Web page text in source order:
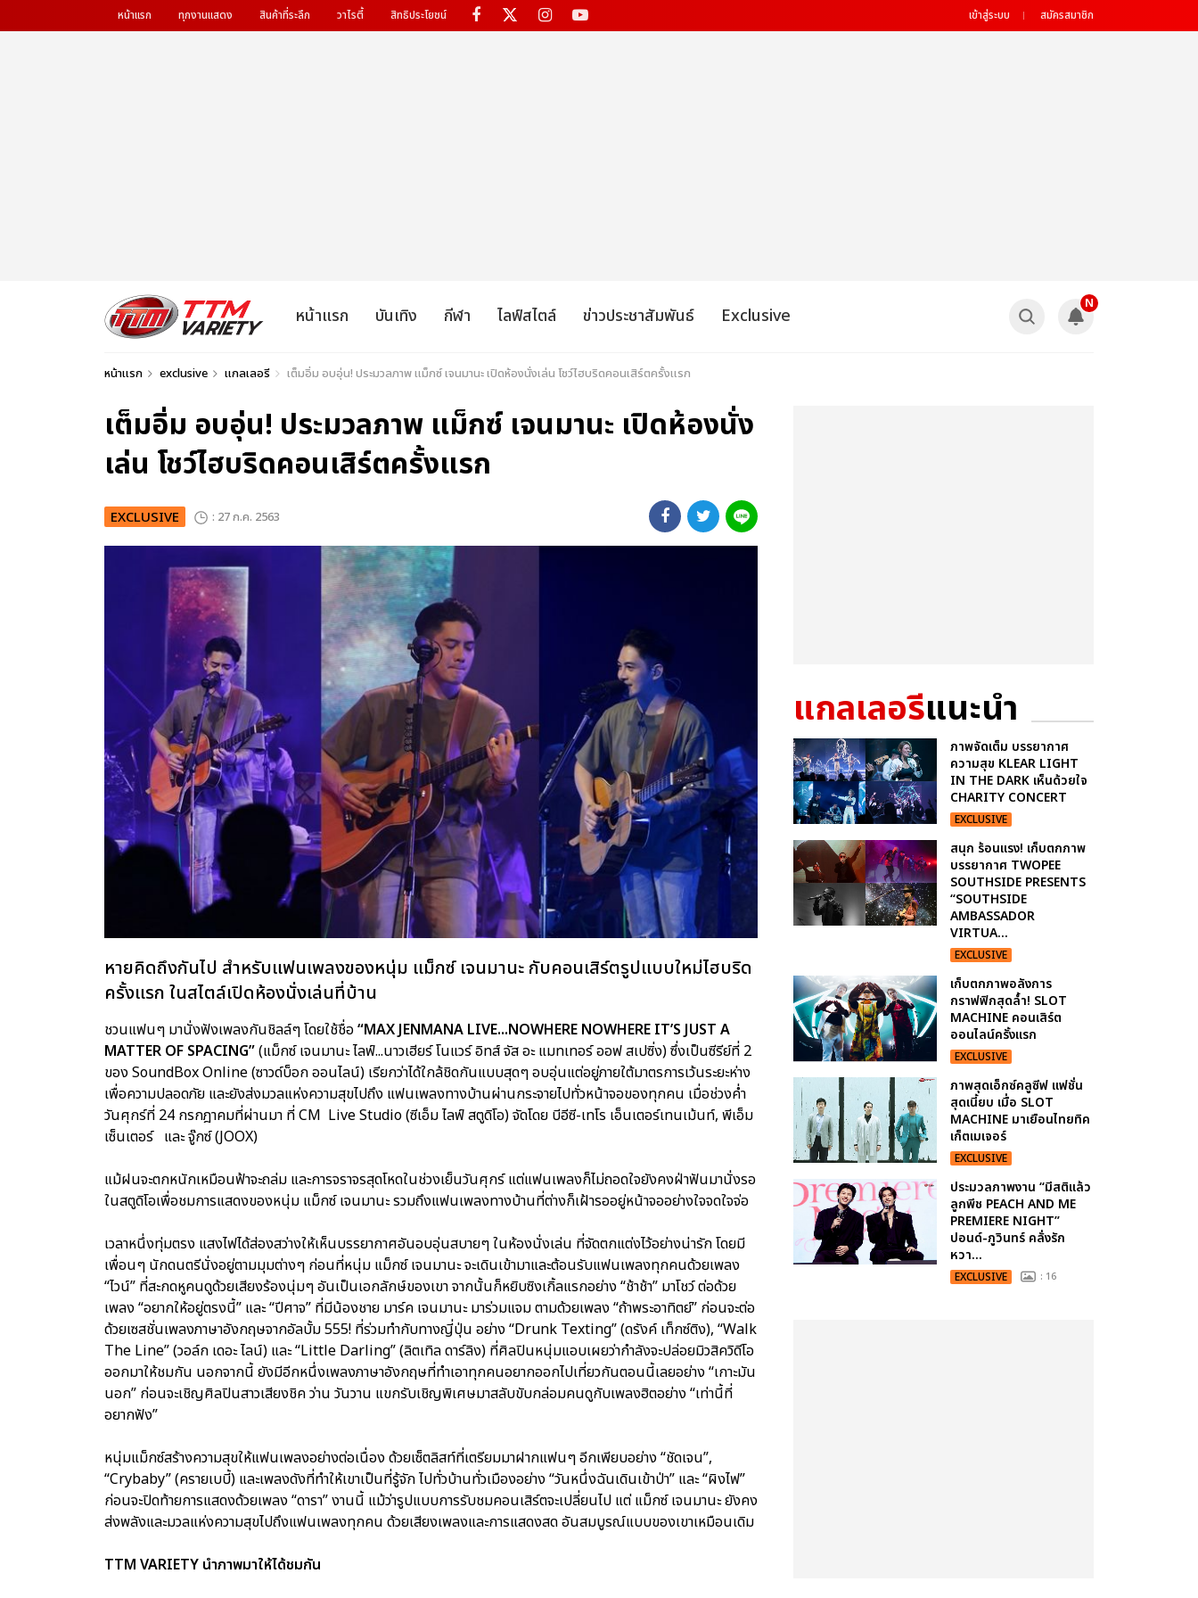
หน้าแรก ทุกงานแสดง สินค้าที่ระลึก วาไรตี้ สิทธิประโยชน์ เข้าสู่ระบบ สมัครสมาชิก
หน้าแรก บันเทิง กีฬา ไลฟ์สไตล์ ข่าวประชาสัมพันธ์ Exclusive
N
หน้าแรก exclusive แกลเลอรี เต็มอิ่ม อบอุ่น! ประมวลภาพ แม็กซ์ เจนมานะ เปิดห้องนั่งเล่น โชว์ไฮบริดคอนเสิร์ตครั้งแรก
เต็มอิ่ม อบอุ่น! ประมวลภาพ แม็กซ์ เจนมานะ เปิดห้องนั่ง
เล่น โชว์ไฮบริดคอนเสิร์ตครั้งแรก
EXCLUSIVE : 27 ก.ค. 2563
หายคิดถึงกันไป สำหรับแฟนเพลงของหนุ่ม แม็กซ์ เจนมานะ กับคอนเสิร์ตรูปแบบใหม่ไฮบริด
ครั้งแรก ในสไตล์เปิดห้องนั่งเล่นที่บ้าน
ชวนแฟนๆ มานั่งฟังเพลงกันชิลล์ๆ โดยใช้ชื่อ “MAX JENMANA LIVE...NOWHERE NOWHERE IT’S JUST A
MATTER OF SPACING”(แม็กซ์ เจนมานะ ไลฟ์...นาวเฮียร์ โนแวร์ อิทส์ จัส อะ แมทเทอร์ ออฟ สเปซิ่ง) ซึ่งเป็นซีรีย์ที่ 2
ของ SoundBox Online (ซาวด์บ็อก ออนไลน์) เรียกว่าได้ใกล้ชิดกันแบบสุดๆ อบอุ่นแต่อยู่ภายใต้มาตรการเว้นระยะห่าง
เพื่อความปลอดภัย และยังส่งมวลแห่งความสุขไปถึง แฟนเพลงทางบ้านผ่านกระจายไปทั่วหน้าจอของทุกคน เมื่อช่วงค่ำ
วันศุกร์ที่ 24 กรกฎาคมที่ผ่านมา ที่ CM Live Studio (ซีเอ็ม ไลฟ์ สตูดิโอ) จัดโดย บีอีซี-เทโร เอ็นเตอร์เทนเม้นท์, พีเอ็ม
เซ็นเตอร์ และ จู๊กซ์ (JOOX)
แม้ฝนจะตกหนักเหมือนฟ้าจะถล่ม และการจราจรสุดโหดในช่วงเย็นวันศุกร์ แต่แฟนเพลงก็ไม่ถอดใจยังคงฝ่าฟันมานั่งรอ
ในสตูดิโอเพื่อชมการแสดงของหนุ่ม แม็กซ์ เจนมานะ รวมถึงแฟนเพลงทางบ้านที่ต่างก็เฝ้ารออยู่หน้าจออย่างใจจดใจจ่อ
เวลาหนึ่งทุ่มตรง แสงไฟได้ส่องสว่างให้เห็นบรรยากาศอันอบอุ่นสบายๆ ในห้องนั่งเล่น ที่จัดตกแต่งไว้อย่างน่ารัก โดยมี
เพื่อนๆ นักดนตรีนั่งอยู่ตามมุมต่างๆ ก่อนที่หนุ่ม แม็กซ์ เจนมานะ จะเดินเข้ามาและต้อนรับแฟนเพลงทุกคนด้วยเพลง
“ไวน์” ที่สะกดหูคนดูด้วยเสียงร้องนุ่มๆ อันเป็นเอกลักษ์ของเขา จากนั้นก็หยิบซิงเกิ้ลแรกอย่าง “ช้าช้า” มาโชว์ ต่อด้วย
เพลง “อยากให้อยู่ตรงนี้” และ “ปีศาจ” ที่มีน้องชาย มาร์ค เจนมานะ มาร่วมแจม ตามด้วยเพลง “ถ้าพระอาทิตย์” ก่อนจะต่อ
ด้วยเซสชั่นเพลงภาษาอังกฤษจากอัลบั้ม 555! ที่ร่วมทำกับทางญี่ปุ่น อย่าง “Drunk Texting” (ดรังค์ เท็กซ์ติง), “Walk
The Line” (วอล์ก เดอะ ไลน์) และ “Little Darling” (ลิตเทิล ดาร์ลิง) ที่ศิลปินหนุ่มแอบเผยว่ากำลังจะปล่อยมิวสิควิดีโอ
ออกมาให้ชมกัน นอกจากนี้ ยังมีอีกหนึ่งเพลงภาษาอังกฤษที่ทำเอาทุกคนอยากออกไปเที่ยวกันตอนนี้เลยอย่าง “เกาะมัน
นอก” ก่อนจะเชิญศิลปินสาวเสียงชิค ว่าน วันวาน แขกรับเชิญพิเศษมาสลับขับกล่อมคนดูกับเพลงฮิตอย่าง “เท่านี้ที่
อยากฟัง”
หนุ่มแม็กซ์สร้างความสุขให้แฟนเพลงอย่างต่อเนื่อง ด้วยเซ็ตลิสท์ที่เตรียมมาฝากแฟนๆ อีกเพียบอย่าง “ชัดเจน”,
“Crybaby” (ครายเบบี้) และเพลงดังที่ทำให้เขาเป็นที่รู้จัก ไปทั่วบ้านทั่วเมืองอย่าง “วันหนึ่งฉันเดินเข้าป่า” และ “ผิงไฟ”
ก่อนจะปิดท้ายการแสดงด้วยเพลง “ดารา” งานนี้ แม้ว่ารูปแบบการรับชมคอนเสิร์ตจะเปลี่ยนไป แต่ แม็กซ์ เจนมานะ ยังคง
ส่งพลังและมวลแห่งความสุขไปถึงแฟนเพลงทุกคน ด้วยเสียงเพลงและการแสดงสด อันสมบูรณ์แบบของเขาเหมือนเดิม
TTM VARIETY นำภาพมาให้ได้ชมกัน
แกลเลอรีแนะนำ
ภาพจัดเต็ม บรรยากาศ
ความสุข KLEAR LIGHT
IN THE DARK เห็นด้วยใจ
CHARITY CONCERT
EXCLUSIVE
สนุก ร้อนแรง! เก็บตกภาพ
บรรยากาศ TWOPEE
SOUTHSIDE PRESENTS
“SOUTHSIDE
AMBASSADOR
VIRTUA...
EXCLUSIVE
เก็บตกภาพอลังการ
กราฟฟิกสุดล้ำ! SLOT
MACHINE คอนเสิร์ต
ออนไลน์ครั้งแรก
EXCLUSIVE
ภาพสุดเอ็กซ์คลูซีฟ แฟชั่น
สุดเนี้ยบ เมื่อ SLOT
MACHINE มาเยือนไทยทิค
เก็ตเมเจอร์
EXCLUSIVE
ประมวลภาพงาน “มีสติแล้ว
ลูกพีช PEACH AND ME
PREMIERE NIGHT”
ปอนด์-ภูวินทร์ คลั่งรัก
หวา...
EXCLUSIVE : 16